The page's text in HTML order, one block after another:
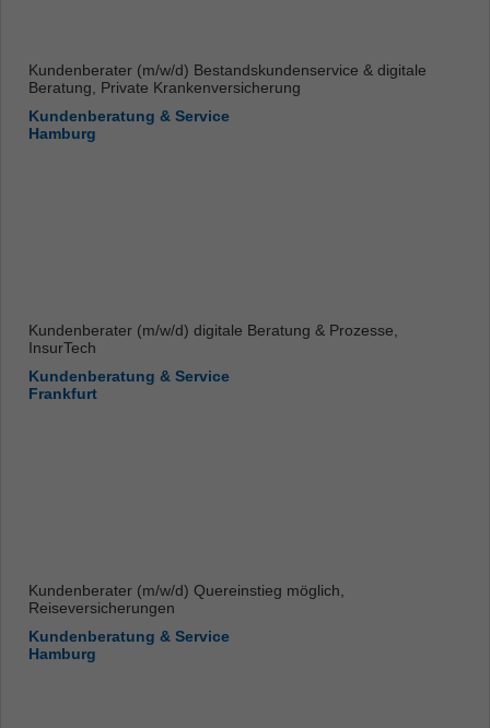
Kundenberater (m/w/d) Bestandskundenservice & digitale
Beratung, Private Krankenversicherung
Kundenberatung & Service
Hamburg
Kundenberater (m/w/d) digitale Beratung & Prozesse,
InsurTech
Kundenberatung & Service
Frankfurt
Kundenberater (m/w/d) Quereinstieg möglich,
Reiseversicherungen
Kundenberatung & Service
Hamburg